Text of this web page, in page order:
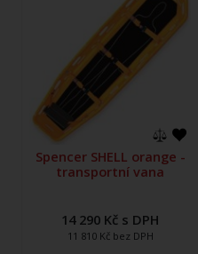
Spencer SHELL orange -
transportní vana
14 290 Kč s DPH
11 810 Kč bez DPH